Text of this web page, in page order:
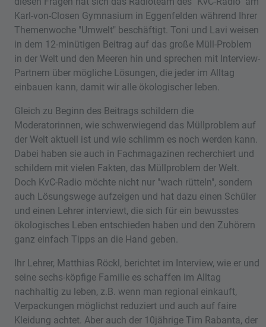
Karl-von-Closen Gymnasium in Eggenfelden während Ihrer
Themenwoche "Umwelt" beschäftigt. Toni und Lavi weisen
in dem 12-minütigen Beitrag auf das große Müll-Problem
in der Welt und den Meeren hin und sprechen mit Interview-
Partnern über mögliche Lösungen, die jeder im Alltag
einbauen kann, damit wir alle ökologischer leben.
Gleich zu Beginn des Beitrags schildern die
Moderatorinnen, wie schwerwiegend das Müllproblem auf
der Welt aktuell ist und wie schlimm es noch werden kann.
Dabei haben sie auch in Fachmagazinen recherchiert und
schildern mit vielen Fakten, das Müllproblem der Welt.
Doch KvC-Radio möchte nicht nur "wach rütteln", sondern
auch Lösungswege aufzeigen und hat dazu einen Schüler
und einen Lehrer interviewt, die sich für ein bewusstes
ökologisches Leben entschieden haben und den Zuhörern
ganz einfach Tipps an die Hand geben.
Ihr Lehrer, Matthias Röckl, berichtet im Interview, wie er und
seine sechs-köpfige Familie es schaffen im Alltag
nachhaltig zu leben, z.B. wenn man regional einkauft,
Verpackungen möglichst reduziert und auch auf faire
Kleidung achtet. Aber auch der 10jährige Tim Rabanta, der